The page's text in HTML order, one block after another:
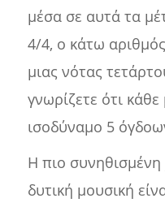
μέσα σε αυτά τα
4/4, ο κάτω
μιας νότας
γνωρίζετε ότι
ισοδύναμο 5
Η πιο
δυτική μουσική